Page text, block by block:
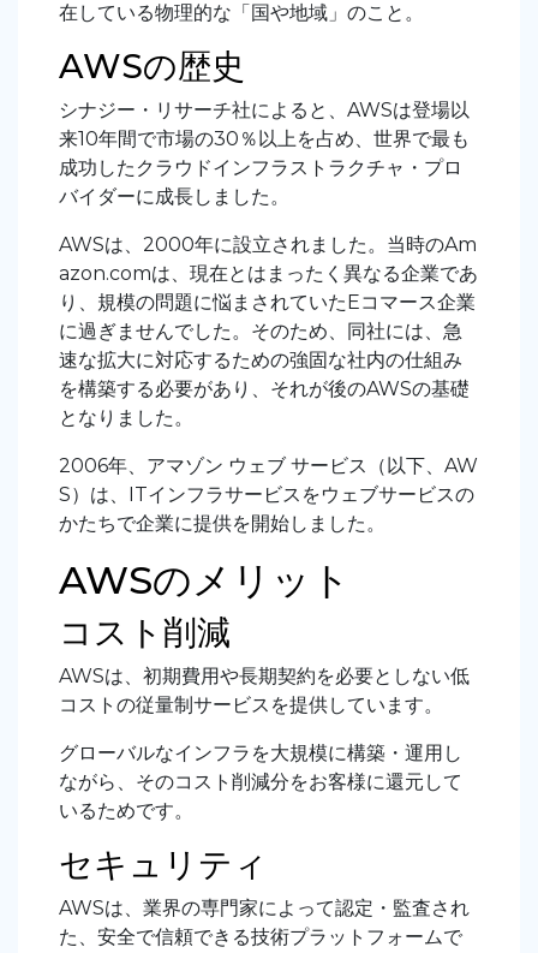
在している物理的な「国や地域」のこと。
AWSの歴史
シナジー・リサーチ社によると、AWSは登場以
来10年間で市場の30％以上を占め、世界で最も
成功したクラウドインフラストラクチャ・プロ
バイダーに成長しました。
AWSは、2000年に設立されました。当時のAm
azon.comは、現在とはまったく異なる企業であ
り、規模の問題に悩まされていたEコマース企業
に過ぎませんでした。そのため、同社には、急
速な拡大に対応するための強固な社内の仕組み
を構築する必要があり、それが後のAWSの基礎
となりました。
2006年、アマゾン ウェブ サービス（以下、AW
S）は、ITインフラサービスをウェブサービスの
かたちで企業に提供を開始しました。
AWSのメリット
コスト削減
AWSは、初期費用や長期契約を必要としない低
コストの従量制サービスを提供しています。
グローバルなインフラを大規模に構築・運用し
ながら、そのコスト削減分をお客様に還元して
いるためです。
セキュリティ
AWSは、業界の専門家によって認定・監査され
た、安全で信頼できる技術プラットフォームで